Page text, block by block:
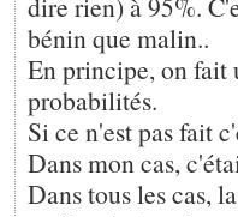
bénin que malin..
En principe, on fait
probabilités.
Si ce n'est pas fait
Dans mon cas,
Dans tous les cas,